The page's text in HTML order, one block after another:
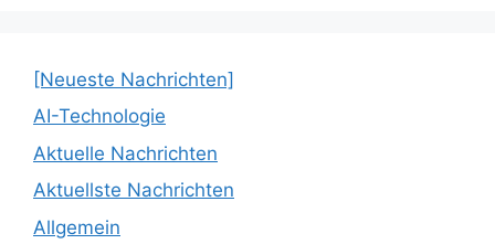
[Neueste Nachrichten]
AI-Technologie
Aktuelle Nachrichten
Aktuellste Nachrichten
Allgemein